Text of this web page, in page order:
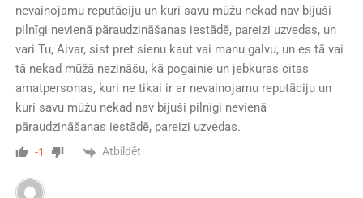
nevainojamu reputāciju un kuri savu mūžu nekad nav bijuši
pilnīgi nevienā pāraudzināšanas iestādē, pareizi uzvedas, un
vari Tu, Aivar, sist pret sienu kaut vai manu galvu, un es tā vai
tā nekad mūžā nezināšu, kā pogainie un jebkuras citas
amatpersonas, kuri ne tikai ir ar nevainojamu reputāciju un
kuri savu mūžu nekad nav bijuši pilnīgi nevienā
pāraudzināšanas iestādē, pareizi uzvedas.
-1 Atbildēt